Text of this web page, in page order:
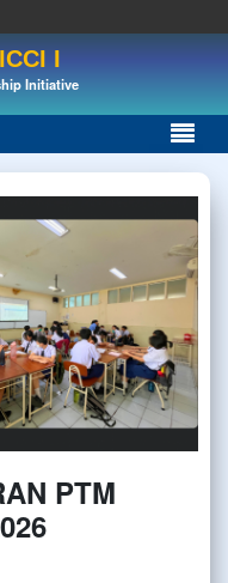
I
Initiative
PTM